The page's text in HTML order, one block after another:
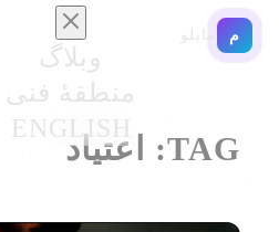
م مایلو
وبلاگ
منطقهٔ فنی
ENGLISH
TAG: اعتیاد